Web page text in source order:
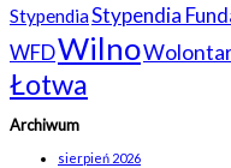
StypendiaStypendia
WFDWilno
Łotwa
Archiwum
sierpień 2026